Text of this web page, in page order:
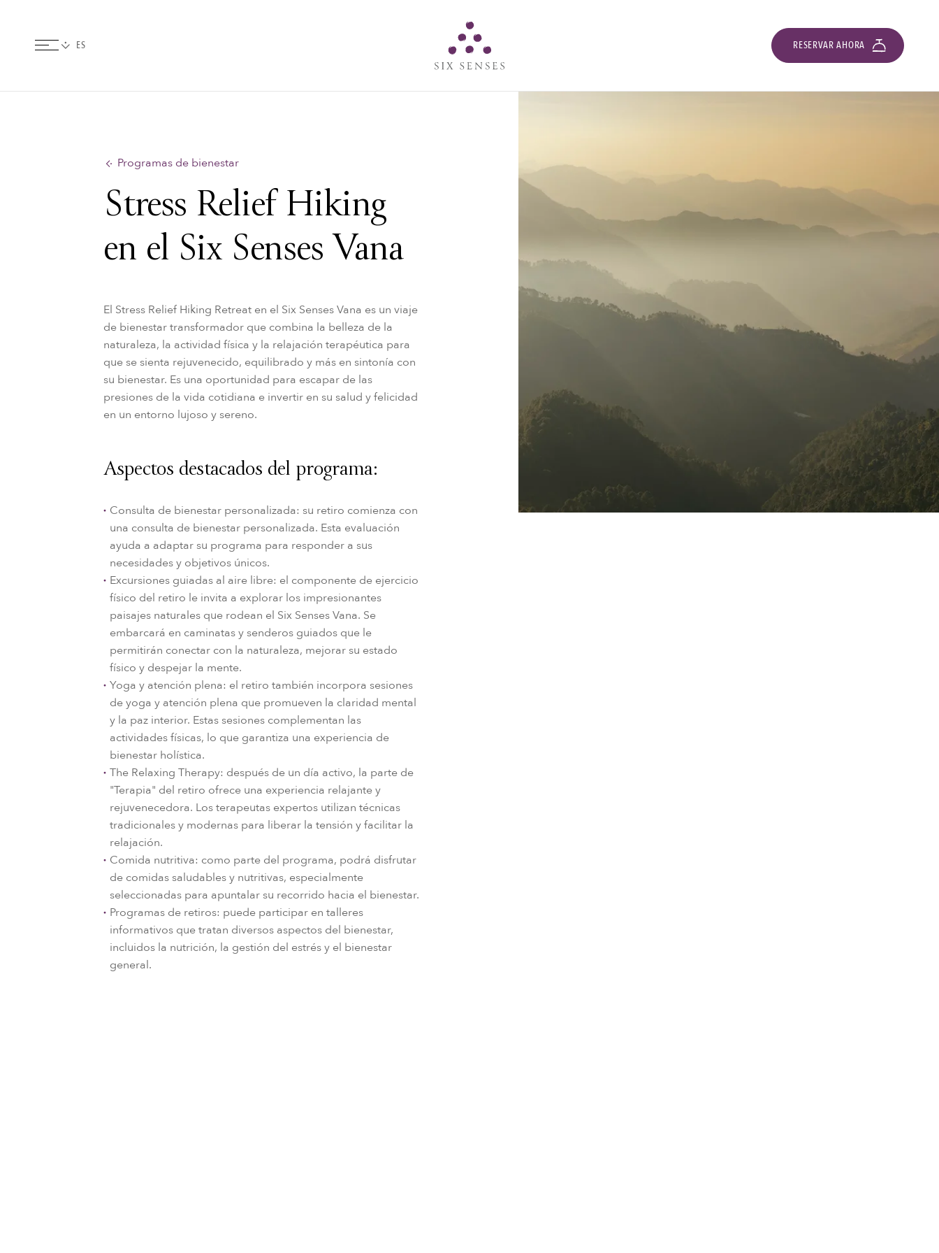
RESERVAR AHORA
Programas de bienestar
Stress Relief Hiking
en el Six Senses Vana
El Stress Relief Hiking Retreat en el Six Senses Vana es un viaje
de bienestar transformador que combina la belleza de la
naturaleza, la actividad física y la relajación terapéutica para
que se sienta rejuvenecido, equilibrado y más en sintonía con
su bienestar. Es una oportunidad para escapar de las
presiones de la vida cotidiana e invertir en su salud y felicidad
en un entorno lujoso y sereno.
Aspectos destacados del programa:
Consulta de bienestar personalizada: su retiro comienza con
una consulta de bienestar personalizada. Esta evaluación
ayuda a adaptar su programa para responder a sus
necesidades y objetivos únicos.
Excursiones guiadas al aire libre: el componente de ejercicio
físico del retiro le invita a explorar los impresionantes
paisajes naturales que rodean el Six Senses Vana. Se
embarcará en caminatas y senderos guiados que le
permitirán conectar con la naturaleza, mejorar su estado
físico y despejar la mente.
Yoga y atención plena: el retiro también incorpora sesiones
de yoga y atención plena que promueven la claridad mental
y la paz interior. Estas sesiones complementan las
actividades físicas, lo que garantiza una experiencia de
bienestar holística.
The Relaxing Therapy: después de un día activo, la parte de
"Terapia" del retiro ofrece una experiencia relajante y
rejuvenecedora. Los terapeutas expertos utilizan técnicas
tradicionales y modernas para liberar la tensión y facilitar la
relajación.
Comida nutritiva: como parte del programa, podrá disfrutar
de comidas saludables y nutritivas, especialmente
seleccionadas para apuntalar su recorrido hacia el bienestar.
Programas de retiros: puede participar en talleres
informativos que tratan diversos aspectos del bienestar,
incluidos la nutrición, la gestión del estrés y el bienestar
general.